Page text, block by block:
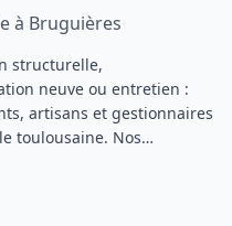
à Bruguières
structurelle,
neuve ou entretien :
artisans et gestionnaires
toulousaine. Nos
les immobilisations.